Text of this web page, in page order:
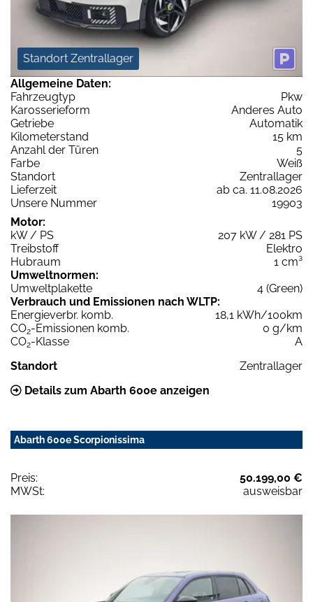
Standort Zentrallager
Allgemeine Daten:
Fahrzeugtyp
Pkw
Karosserieform
Anderes Auto
Getriebe
Automatik
Kilometerstand
15 km
Anzahl der Türen
5
Farbe
Weiß
Standort
Zentrallager
Lieferzeit
ab ca. 11.08.2026
Unsere Nummer
19903
Motor:
kW / PS
207 kW / 281 PS
Treibstoff
Elektro
Hubraum
1 cm³
Umweltnormen:
Umweltplakette
4 (Green)
Verbrauch und Emissionen nach WLTP:
Energieverbr. komb.
18,1 kWh/100km
CO2-Emissionen komb.
0 g/km
CO2-Klasse
A
Standort
Zentrallager
Details zum Abarth 600e anzeigen
Abarth 600e Scorpionissima
Preis:
50.199,00 €
MWSt:
ausweisbar